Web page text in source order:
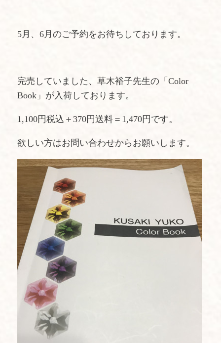
5月、6月のご予約をお待ちしております。
完売していました、草木裕子先生の「Color
Book」が入荷しております。
1,100円税込＋370円送料＝1,470円です。
欲しい方はお問い合わせからお願いします。